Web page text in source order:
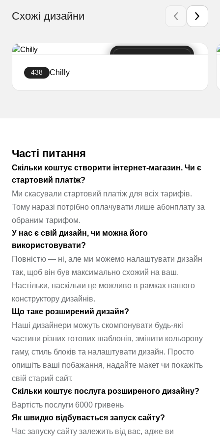
Схожі дизайни
438 Chilly
Часті питання
Скільки коштує створити інтернет-магазин. Чи є
стартовий платіж?
Ми скасували стартовий платіж для всіх тарифів.
Тому наразі потрібно оплачувати лише абонплату за
обраним тарифом.
У нас є свій дизайн, чи можна його
використовувати?
Повністю — ні, але ми можемо налаштувати дизайн
так, щоб він був максимально схожий на ваш.
Настільки, наскільки це можливо в рамках нашого
конструктору дизайнів.
Що таке розширений дизайн?
Наші дизайнери можуть скомпонувати будь-які
частини різних готових шаблонів, змінити кольорову
гаму, стиль блоків та налаштувати дизайн. Просто
опишіть ваші побажання, надайте макет чи покажіть
свій старий сайт.
Скільки коштує послуга розширеного дизайну?
Вартість послуги 6000 гривень
Як швидко відбувається запуск сайту?
Час запуску сайту залежить від вас, адже ви